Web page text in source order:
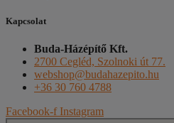
Kapcsolat
Buda-Házépítő Kft.
2700 Cegléd, Szolnoki út 77.
webshop@budahazepito.hu
+36 30 760 4788
Facebook-f Instagram